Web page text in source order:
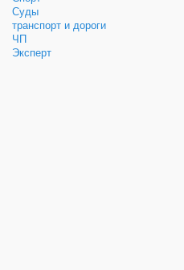
Суды
транспорт и дороги
ЧП
Эксперт